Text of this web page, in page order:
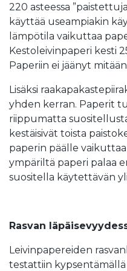
220 asteessa
käyttää useampiakin
lämpötila vaikuttaa
Kestoleivinpaperi kesti
Paperiin ei jäänyt
Lisäksi
yhden kerran. Paperit
riippumatta
kestäisivät toista
paperin päälle
ympäriltä paperi palaa
suositella käytettävän
Rasvan
Leivinpapereiden
testattiin